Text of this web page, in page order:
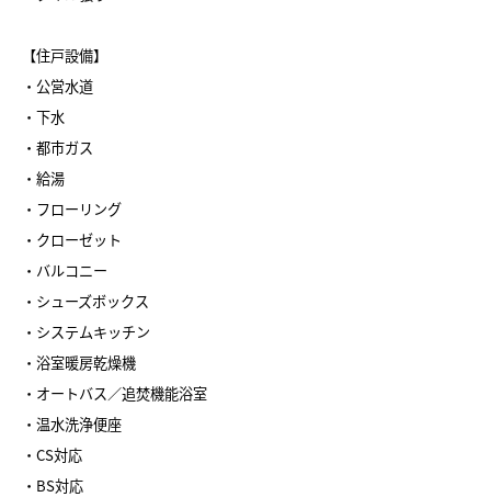
【住戸設備】
・公営水道
・下水
・都市ガス
・給湯
・フローリング
・クローゼット
・バルコニー
・シューズボックス
・システムキッチン
・浴室暖房乾燥機
・オートバス／追焚機能浴室
・温水洗浄便座
・CS対応
・BS対応